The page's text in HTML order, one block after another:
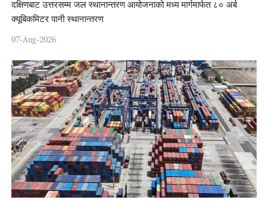
दक्षिणबाट उत्तरसम्म जल स्थानान्तरण आयोजनाको मध्य मार्गमार्फत ८० अर्ब
क्यूबिकमिटर पानी स्थानान्तरण
07-Aug-2026